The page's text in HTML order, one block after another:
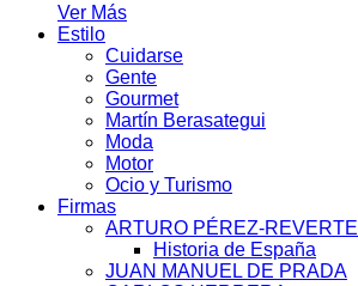
Ver Más
Estilo
Cuidarse
Gente
Gourmet
Martín Berasategui
Moda
Motor
Ocio y Turismo
Firmas
ARTURO PÉREZ-REVERTE
Historia de España
JUAN MANUEL DE PRADA